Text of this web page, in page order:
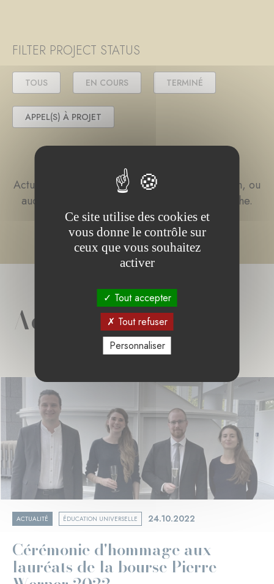
FILTER PROJECT STATUS
TOUS EN COURS TERMINÉ
APPEL(S) À PROJET
Actuellement aucun projet n'est lié à la fondation, ou
aucun contenu ne correspond à votre recherche.
Actualités liées
ACTUALITÉ ÉDUCATION UNIVERSELLE 24.10.2022
Cérémonie d'hommage aux
lauréats de la bourse Pierre
Ce site utilise des cookies et
vous donne le contrôle sur
ceux que vous souhaitez
activer
Tout accepter
Tout refuser
Personnaliser